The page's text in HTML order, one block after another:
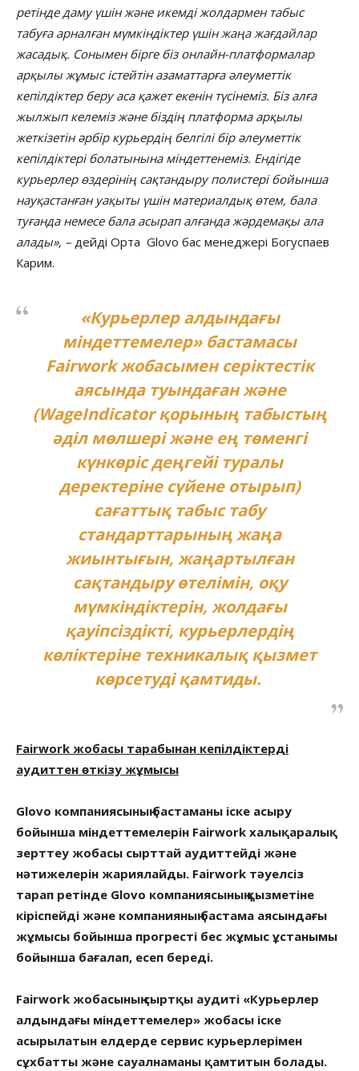
ретінде даму үшін және икемді жолдармен табыс
табуға арналған мүмкіндіктер үшін жаңа жағдайлар
жасадық. Сонымен бірге біз онлайн-платформалар
арқылы жұмыс істейтін азаматтарға әлеуметтік
кепілдіктер беру аса қажет екенін түсінеміз. Біз алға
жылжып келеміз және біздің платформа арқылы
жеткізетін әрбір курьердің белгілі бір әлеуметтік
кепілдіктері болатынына міндеттенеміз. Ендігіде
курьерлер өздерінің сақтандыру полистері бойынша
науқастанған уақыты үшін материалдық өтем, бала
туғанда немесе бала асырап алғанда жәрдемақы ала
алады», – дейді Орта Glovo бас менеджері Богуспаев
Карим.
«Курьерлер алдындағы
міндеттемелер» бастамасы
Fairwork жобасымен серіктестік
аясында туындаған және
(WageIndicator қорының табыстың
әділ мөлшері және ең төменгі
күнкөріс деңгейі туралы
деректеріне сүйене отырып)
сағаттық табыс табу
стандарттарының жаңа
жиынтығын, жаңартылған
сақтандыру өтелімін, оқу
мүмкіндіктерін, жолдағы
қауіпсіздікті, курьерлердің
көліктеріне техникалық қызмет
көрсетуді қамтиды.
Fairwork жобасы тарабынан кепілдіктерді
аудиттен өткізу жұмысы
Glovo компаниясының бастаманы іске асыру
бойынша міндеттемелерін Fairwork халықаралық
зерттеу жобасы сырттай аудиттейді және
нәтижелерін жариялайды. Fairwork тәуелсіз
тарап ретінде Glovo компаниясының қызметіне
кіріспейді және компанияның бастама аясындағы
жұмысы бойынша прогресті бес жұмыс ұстанымы
бойынша бағалап, есеп береді.
Fairwork жобасының сыртқы аудиті «Курьерлер
алдындағы міндеттемелер» жобасы іске
асырылатын елдерде сервис курьерлерімен
сұхбатты және сауалнаманы қамтитын болады.